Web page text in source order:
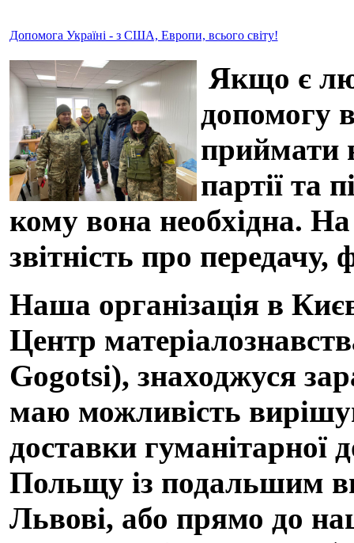
Допомога Україні - з США, Европи, всього світу!
Якщо є
допомогу
приймати
партії та
кому вона необхідна.
звітність про передачу,
Наша організація в
Центр
Gogotsi), знаходжуся
маю можливість
доставки гуманітарної
Польщу із подальшим
Львові, або прямо до